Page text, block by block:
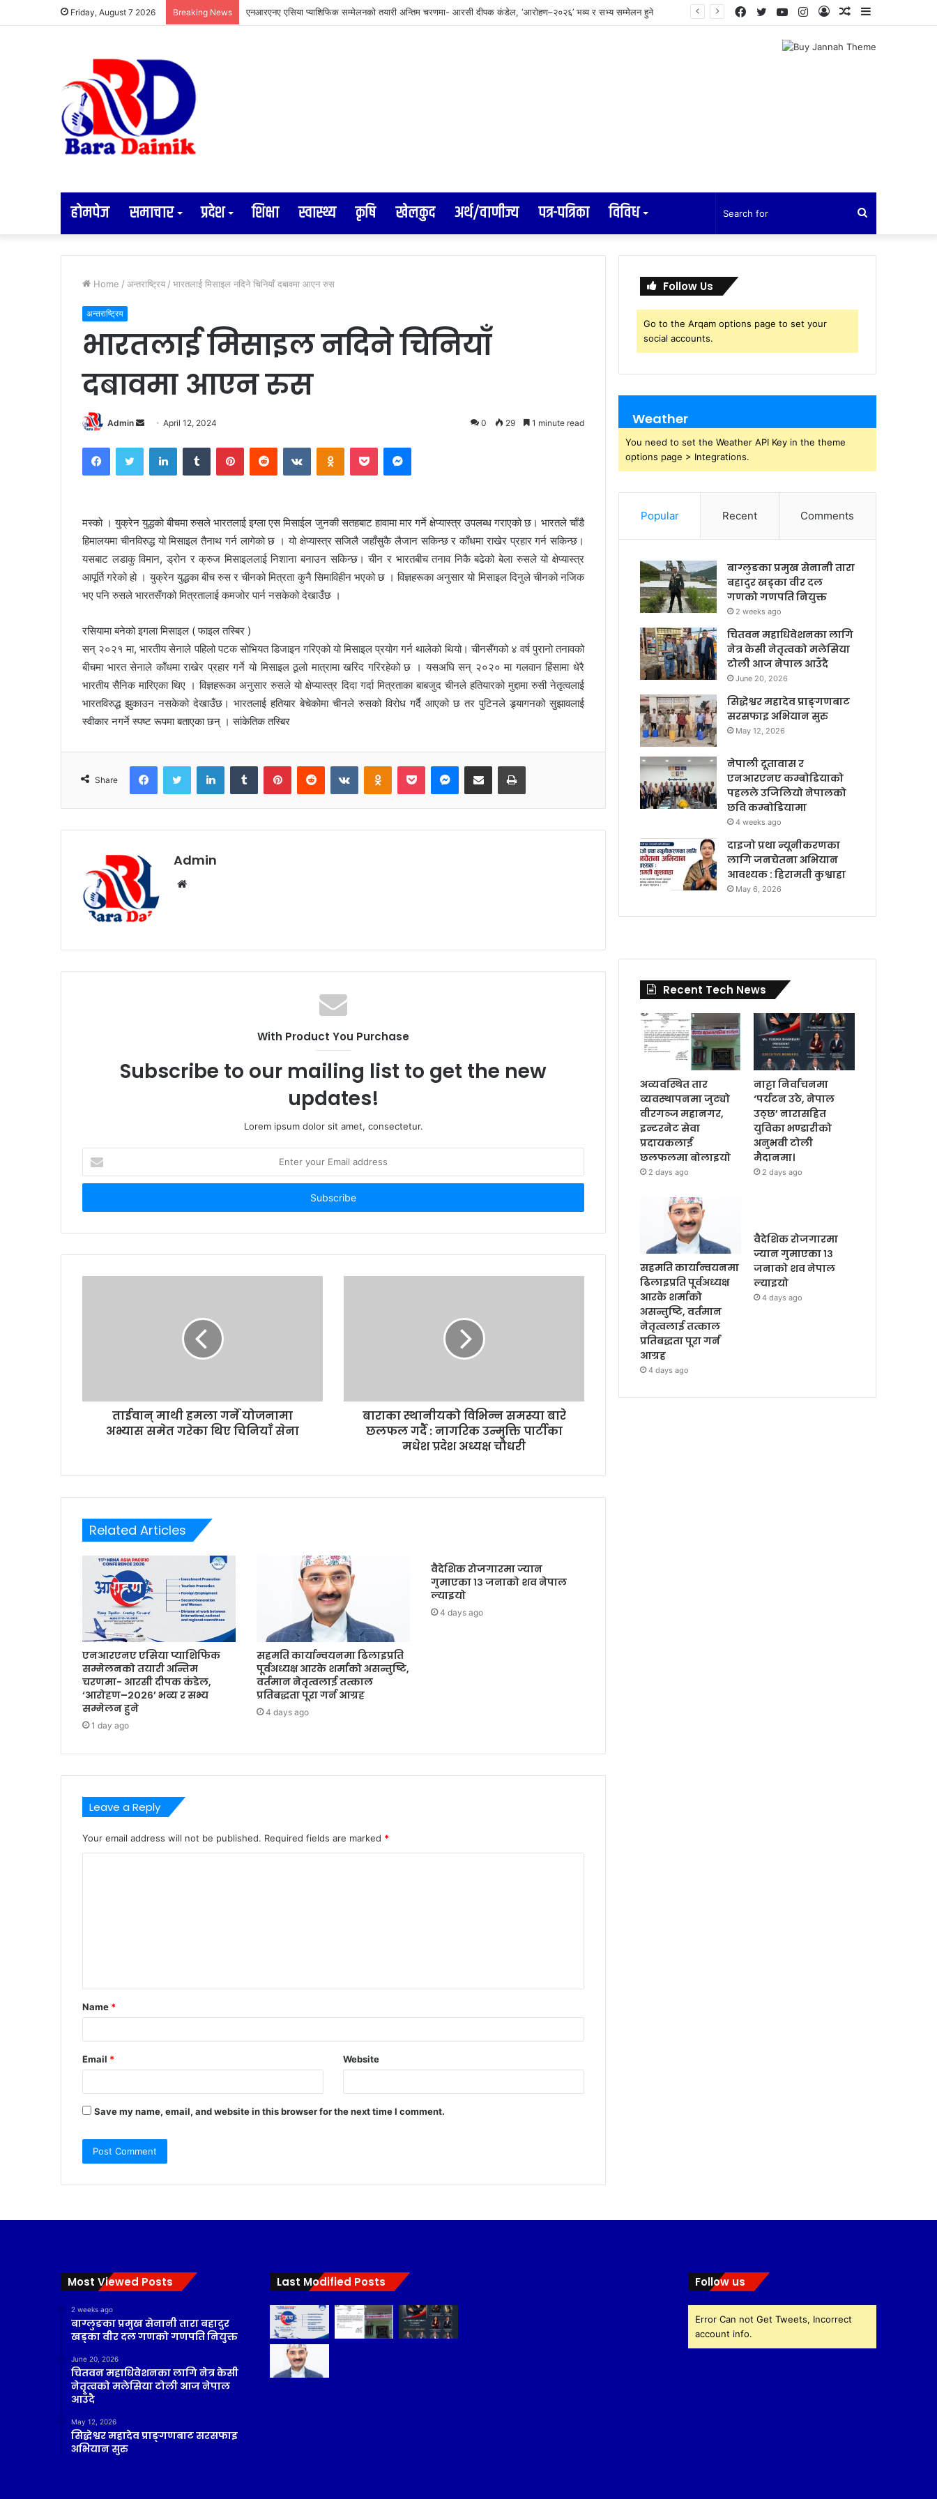
Friday, August 7 2026 Breaking News अव्यवस्थित तार व्यवस्थापनमा जुट्यो वीरगञ्ज महानगर, इन्टरनेट सेवा प्रदायकलाई छलफलमा बोलाइयो
Random
Log
Instagram
YouTube
Twitter
Facebook
होमपेज समाचार प्रदेश शिक्षा स्वास्थ्य कृषि खेलकुद अर्थ/वाणीज्य पत्र-पत्रिका विविध
for
Home / अन्तराष्ट्रिय / भारतलाई मिसाइल नदिने चिनियाँ दबावमा आएन रुस
अन्तराष्ट्रिय
भारतलाई मिसाइल नदिने चिनियाँ
दबावमा आएन रुस
Admin
e
m
a
l
April 12, 2024 0 29 1 minute read
मस्को । युक्रेन युद्धको बीचमा रुसले भारतलाई इग्ला एस मिसाईल जुनकी सतहबाट हावामा मार गर्ने क्षेप्यास्त्र उपलब्ध गराएको छ। भारतले चाँडै
हिमालयमा चीनविरुद्ध यो मिसाइल तैनाथ गर्न लागेको छ । यो क्षेप्यास्त्र सजिलै जहाँसुकै लैजान सकिन्छ र काँधमा राखेर प्रहार गर्न सकिन्छ।
यसबाट लडाकु विमान, ड्रोन र क्रुज मिसाइललाई निशाना बनाउन सकिन्छ। चीन र भारतबीच तनाव निकै बढेको बेला रुसले यो क्षेप्यास्त्र
आपूर्ति गरेको हो । युक्रेन युद्धका बीच रुस र चीनको मित्रता कुनै सिमाविहीन भएको छ । विज्ञहरूका अनुसार यो मिसाइल दिनुले चीनको नजिक
भए पनि रुसले भारतसँगको मित्रतालाई कमजोर पार्न नसकेको देखाउँछ ।
रसियामा बनेको इगला मिसाइल ( फाइल तस्बिर )
सन् २०२१ मा, भारतीय सेनाले पहिलो पटक सोभियत डिजाइन गरिएको यो मिसाइल प्रयोग गर्न थालेको थियो। चीनसँगको ४ वर्ष पुरानो तनावको
बीचमा भारत सेनाले काँधमा राखेर प्रहार गर्ने यो मिसाइल ठूलो मात्रामा खरिद गरिरहेको छ । यसअघि सन् २०२० मा गलवान हिंसामा धेरै
भारतीय सैनिक मारिएका थिए । विज्ञहरूका अनुसार रुसले यो क्षेप्यास्त्र दिदा गर्दा मित्रताका बाबजुद चीनले हतियारको मुद्दामा रुसी नेतृत्वलाई
भारतविरुद्ध झुकाउन नसकेको देखाउँछ। भारतलाई हतियार बेचेकोमा चीनले रुसको विरोध गर्दै आएको छ तर पुटिनले ड्र्यागनको सुझावलाई
स्वीकार नगर्ने स्पष्ट रूपमा बताएका छन् । सांकेतिक तस्बिर
Share
Admin
i
With Product You Purchase
Subscribe to our mailing list to get the new
updates!
Lorem ipsum dolor sit amet, consectetur.
t
r
u
r
ताईवान् माथी हमला गर्ने योजनामा
अभ्यास समेत गरेका थिए चिनियाँ सेना
बाराका स्थानीयको विभिन्न समस्या बारे
छलफल गर्दै : नागरिक उन्मुक्ति पार्टीका
मधेश प्रदेश अध्यक्ष चौधरी
Related Articles
एनआरएनए एसिया प्याशिफिक
सम्मेलनको तयारी अन्तिम
चरणमा- आरसी दीपक कंडेल,
‘आरोहण–२०२६’ भव्य र सभ्य
सम्मेलन हुने
1 day ago
सहमति कार्यान्वयनमा ढिलाइप्रति
पूर्वअध्यक्ष आरके शर्माको असन्तुष्टि,
वर्तमान नेतृत्वलाई तत्काल
प्रतिबद्धता पूरा गर्न आग्रह
4 days ago
वैदेशिक रोजगारमा ज्यान
गुमाएका १३ जनाको शव नेपाल
ल्याइयो
4 days ago
Leave a Reply
Your email address will not be published. Required fields are marked *
t
*
Name *
Email * Website
Save my name, email, and website in this browser for the next time I comment.
Follow Us
Go to the Arqam options page to set your
social accounts.
Weather
You need to set the Weather API Key in the theme
options page > Integrations.
Popular Recent Comments
बाग्लुङका प्रमुख सेनानी तारा
बहादुर खड्का वीर दल
गणको गणपति नियुक्त
2 weeks ago
चितवन महाधिवेशनका लागि
नेत्र केसी नेतृत्वको मलेसिया
टोली आज नेपाल आउँदै
June 20, 2026
सिद्धेश्वर महादेव प्राङ्गणबाट
सरसफाइ अभियान सुरु
May 12, 2026
नेपाली दूतावास र
एनआरएनए कम्बोडियाको
पहलले उजिलियो नेपालको
छवि कम्बोडियामा
4 weeks ago
दाइजो प्रथा न्यूनीकरणका
लागि जनचेतना अभियान
आवश्यक : हिरामती कुश्वाहा
May 6, 2026
Recent Tech News
अव्यवस्थित तार
व्यवस्थापनमा जुट्यो
वीरगञ्ज महानगर,
इन्टरनेट सेवा
प्रदायकलाई
छलफलमा बोलाइयो
2 days ago
नाट्टा निर्वाचनमा
‘पर्यटन उठे, नेपाल
उठ्छ’ नारासहित
युविका भण्डारीको
अनुभवी टोली
मैदानमा।
2 days ago
सहमति कार्यान्वयनमा
ढिलाइप्रति पूर्वअध्यक्ष
आरके शर्माको
असन्तुष्टि, वर्तमान
नेतृत्वलाई तत्काल
प्रतिबद्धता पूरा गर्न
आग्रह
4 days ago
वैदेशिक रोजगारमा
ज्यान गुमाएका १३
जनाको शव नेपाल
ल्याइयो
4 days ago
Most Viewed Posts
2 weeks ago
बाग्लुङका प्रमुख सेनानी तारा बहादुर
खड्का वीर दल गणको गणपति नियुक्त
June 20, 2026
चितवन महाधिवेशनका लागि नेत्र केसी
नेतृत्वको मलेसिया टोली आज नेपाल
आउँदै
May 12, 2026
सिद्धेश्वर महादेव प्राङ्गणबाट सरसफाइ
अभियान सुरु
Last Modified Posts Follow us
Error Can not Get Tweets, Incorrect
account info.